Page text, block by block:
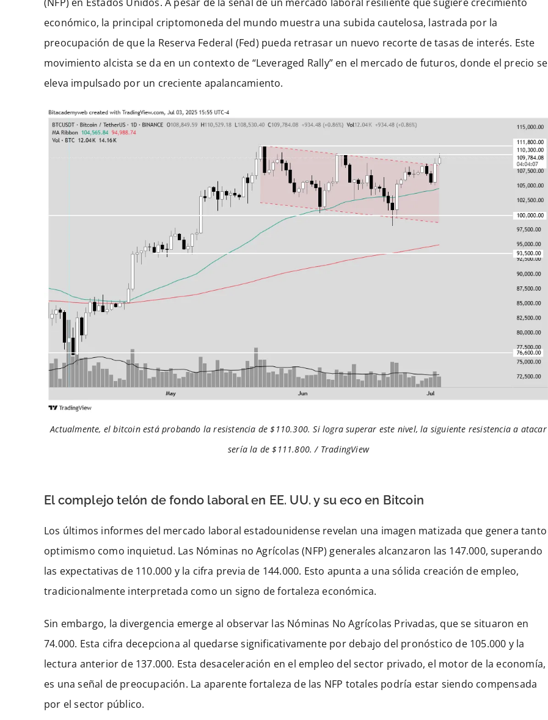
económico, la principal criptomoneda del mundo muestra una subida cautelosa, lastrada por la
preocupación de que la Reserva Federal (Fed) pueda retrasar un nuevo recorte de tasas de interés. Este
movimiento alcista se da en un contexto de “Leveraged Rally” en el mercado de futuros, donde el precio se
eleva impulsado por un creciente apalancamiento.
Actualmente, el bitcoin está probando la resistencia de $110.300. Si logra superar este nivel, la siguiente resistencia a atacar
sería la de $111.800. / TradingView
El complejo telón de fondo laboral en EE. UU. y su eco en Bitcoin
Los últimos informes del mercado laboral estadounidense revelan una imagen matizada que genera tanto
optimismo como inquietud. Las Nóminas no Agrícolas (NFP) generales alcanzaron las 147.000, superando
las expectativas de 110.000 y la cifra previa de 144.000. Esto apunta a una sólida creación de empleo,
tradicionalmente interpretada como un signo de fortaleza económica.
Sin embargo, la divergencia emerge al observar las Nóminas No Agrícolas Privadas, que se situaron en
74.000. Esta cifra decepciona al quedarse significativamente por debajo del pronóstico de 105.000 y la
lectura anterior de 137.000. Esta desaceleración en el empleo del sector privado, el motor de la economía,
es una señal de preocupación. La aparente fortaleza de las NFP totales podría estar siendo compensada
por el sector público.